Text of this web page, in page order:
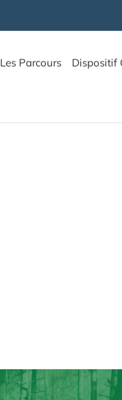
Les Parcours Dispositif